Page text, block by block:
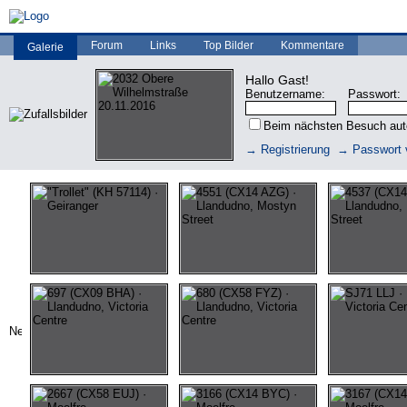
Galerie Forum Links Top Bilder Kommentare
Hallo Gast!
Benutzername: Passwort:
Beim nächsten Besuch
→ Registrierung
→ Passwort